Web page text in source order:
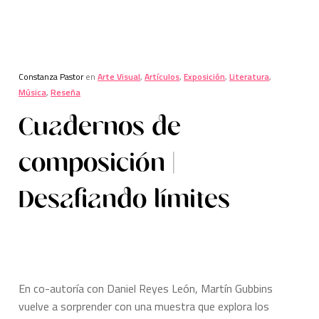
Constanza Pastor en Arte Visual, Artículos, Exposición, Literatura,
Música, Reseña
Cuadernos de
composición |
Desafiando límites
En co-autoría con Daniel Reyes León, Martín Gubbins
vuelve a sorprender con una muestra que explora los